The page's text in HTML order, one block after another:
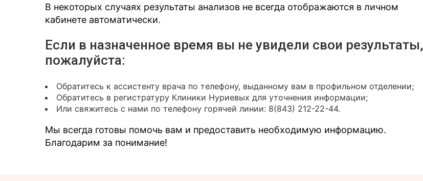
В некоторых случаях результаты анализов не всегда отображаются в личном
кабинете автоматически.
Если в назначенное время вы не увидели свои результаты,
пожалуйста:
Обратитесь к ассистенту врача по телефону, выданному вам в профильном отделении;
Обратитесь в регистратуру Клиники Нуриевых для уточнения информации;
Или свяжитесь с нами по телефону горячей линии: 8(843) 212-22-44.
Мы всегда готовы помочь вам и предоставить необходимую информацию.
Благодарим за понимание!